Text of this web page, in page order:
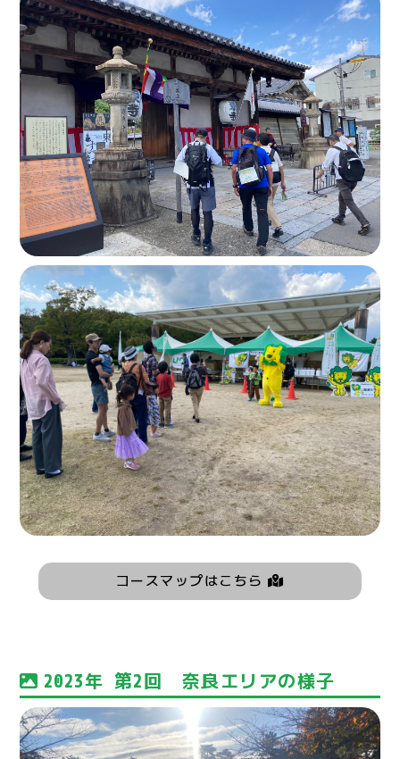
コースマップはこちら
2023年 第2回 奈良エリアの様子